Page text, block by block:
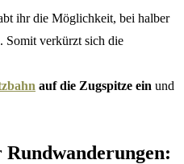
ihr die Möglichkeit, bei halber
Somit verkürzt sich die
auf die Zugspitze ein und